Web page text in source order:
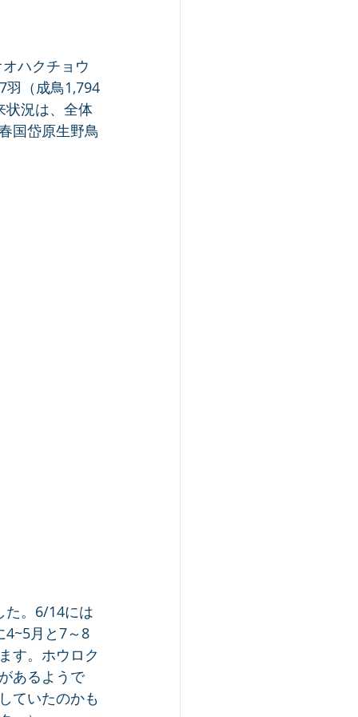
ハクチョウ
羽（成鳥1,794
状況は、全体
国岱原生野鳥
た。6/14には
4~5月と7～8
す。ホウロク
あるようで
ていたのかも